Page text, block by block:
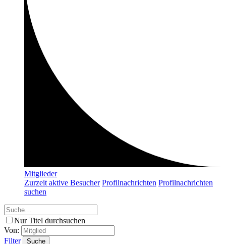
Mitglieder
Zurzeit aktive Besucher Profilnachrichten Profilnachrichten
suchen
Nur Titel durchsuchen
Von:
Filter
Suche